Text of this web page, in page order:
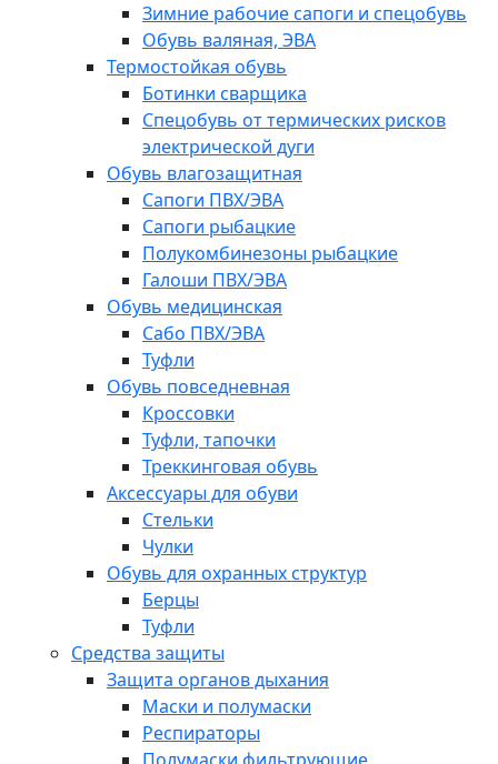
Зимние рабочие сапоги и спецобувь
Обувь валяная, ЭВА
Термостойкая обувь
Ботинки сварщика
Спецобувь от термических рисков
электрической дуги
Обувь влагозащитная
Сапоги ПВХ/ЭВА
Сапоги рыбацкие
Полукомбинезоны рыбацкие
Галоши ПВХ/ЭВА
Обувь медицинская
Сабо ПВХ/ЭВА
Туфли
Обувь повседневная
Кроссовки
Туфли, тапочки
Треккинговая обувь
Аксессуары для обуви
Стельки
Чулки
Обувь для охранных структур
Берцы
Туфли
Средства защиты
Защита органов дыхания
Маски и полумаски
Респираторы